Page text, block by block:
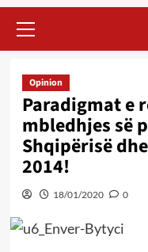
Menu
Opinion
Paradigmat e
mbledhjes së
Shqipërisë
2014!
18/01/2020 0